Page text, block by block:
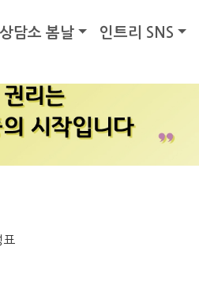
상담소 봄날 인트리 SNS
표